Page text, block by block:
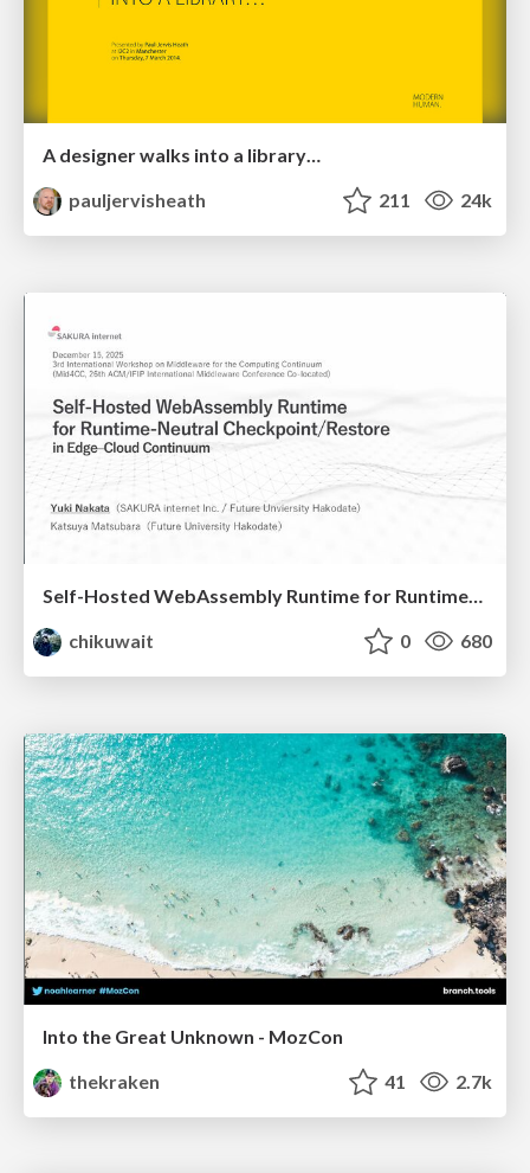
A designer walks into a library…
pauljervisheath
211 24k
Self-Hosted WebAssembly Runtime for Runtime-Neutral Checkpoint/Restore in Edge–Cloud Continuum
chikuwait
0 680
Into the Great Unknown - MozCon
thekraken
41 2.7k